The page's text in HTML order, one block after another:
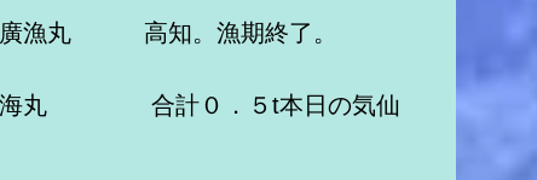
漁丸　　　高知。漁期終了。
丸　　　 　合計０．５t本日の気仙